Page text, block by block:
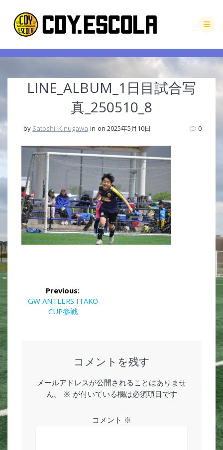
to
content
LINE_ALBUM_1日目試合写
真_250510_8
by Satoshi_Kinugawa in on 2025年5月10日 0
投
稿
ナ
ビ
ゲ
ー
シ
ョ
ン
Previous:
Previous
GW ANTLERS ITAKO
CUP参戦
コメントを残す
メールアドレスが公開されることはありませ
ん。
※ が付いている欄は必須項目です
コメント ※